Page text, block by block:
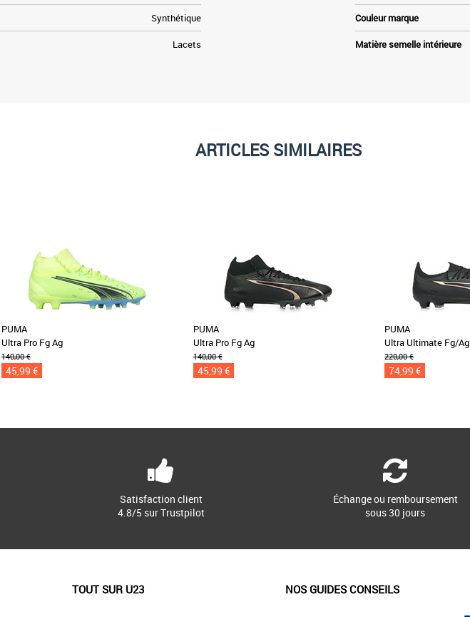
Synthétique
Lacets
Couleur marque
Matière semelle intérieure
ARTICLES SIMILAIRES
PUMA
Ultra Pro Fg Ag
140,00 €
45,99 €
PUMA
Ultra Pro Fg Ag
140,00 €
45,99 €
PUMA
Ultra Ultimate Fg/Ag
220,00 €
74,99 €
Satisfaction client
4.8/5 sur Trustpilot
Échange ou remboursement
sous 30 jours
TOUT SUR U23 NOS GUIDES CONSEILS